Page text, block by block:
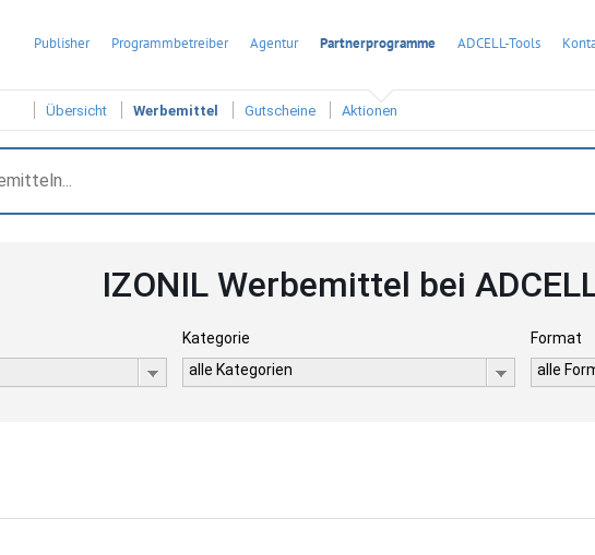
Publisher Programmbetreiber Agentur Partnerprogramme ADCELL-Tools
Übersicht Werbemittel Gutscheine Aktionen
IZONIL Werbemittel bei
Kategorie
alle Kategorien
Format
alle